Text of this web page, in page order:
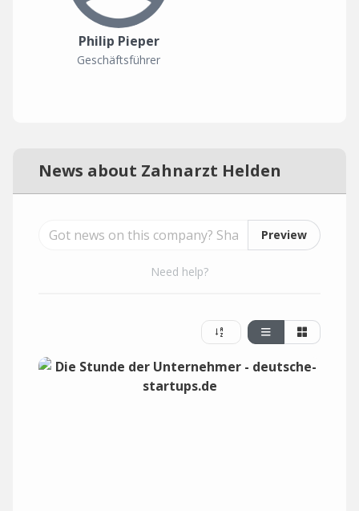
Philip Pieper
Geschäftsführer
News about Zahnarzt Helden
Preview
Need help?